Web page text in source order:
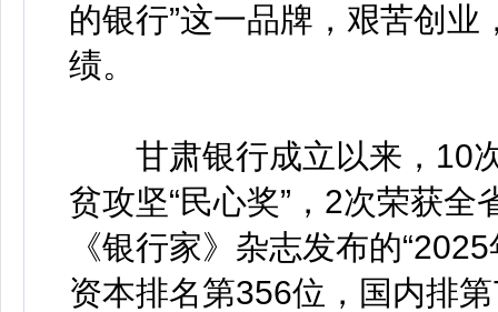
的银行”这一品牌，艰苦创
绩。
甘肃银行成立以来，10次
贫攻坚“民心奖”，2次荣获
《银行家》杂志发布的
资本排名第356位，国内排